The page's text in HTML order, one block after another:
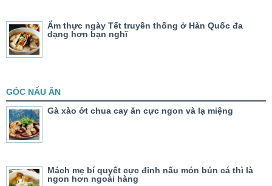
Ẩm thực ngày Tết truyền thống ở Hàn Quốc đa
dạng hơn bạn nghĩ
GÓC NẤU ĂN
Gà xào ớt chua cay ăn cực ngon và lạ miệng
Mách mẹ bí quyết cực đỉnh nấu món bún cá thì là
ngon hơn ngoài hàng